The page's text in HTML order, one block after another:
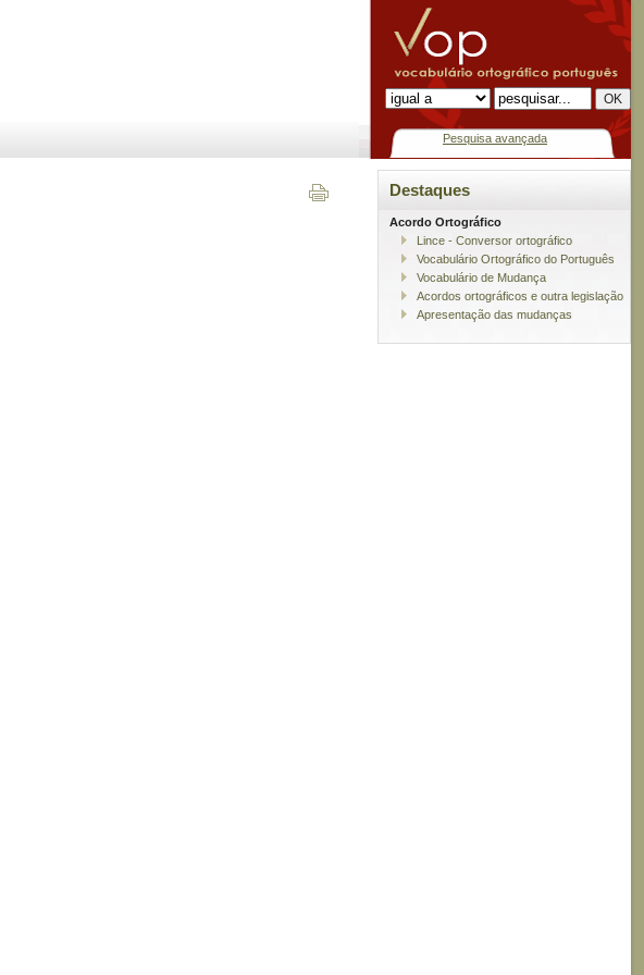
Pesquisa avançada
Destaques
Acordo Ortográfico
Lince - Conversor ortográfico
Vocabulário Ortográfico do Português
Vocabulário de Mudança
Acordos ortográficos e outra legislação
Apresentação das mudanças